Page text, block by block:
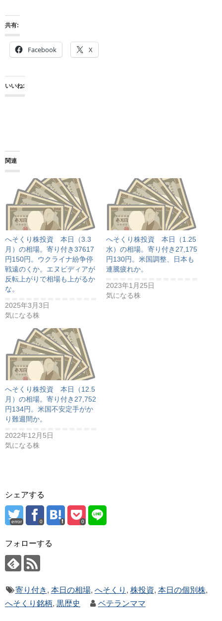
共有:
Facebook X
いいね:
関連
へそくり株投資 本日（3.3
月）の相場。寄り付き37617
円150円。ウクライナ紛争停
戦遠のくか。エヌビディアが
反転上がりで相場も上がるか
な。
2025年3月3日
気になる株
へそくり株投資 本日（1.25
水）の相場。寄り付き27,175
円130円。米国調整、日本も
連騰疲れか。
2023年1月25日
気になる株
へそくり株投資 本日（12.5
月）の相場。寄り付き27,752
円134円。米国不安定手がか
り難週間か。
2022年12月5日
気になる株
シェアする
error 0 0
フォローする
寄り付き , 本日の相場, へそくり , 株投資, 本日の個別株,
へそくり銘柄, 黒歴史 ベテランママ